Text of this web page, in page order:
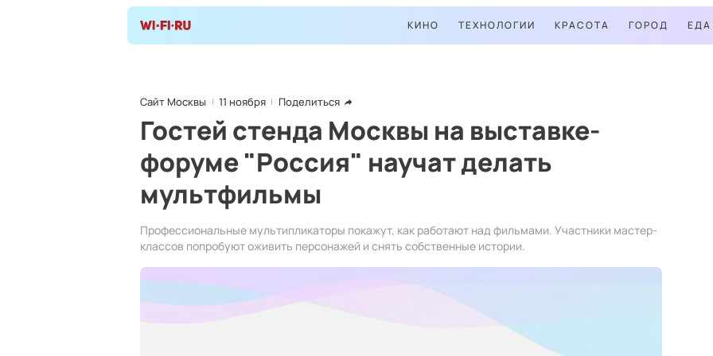
КИНО ТЕХНОЛОГИИ КРАСОТА ГОРОД ЕДА
Сайт Москвы 11 ноября Поделиться
Гостей стенда Москвы на выставке-
форуме "Россия" научат делать
мультфильмы
Профессиональные мультипликаторы покажут, как работают над фильмами. Участники мастер-
классов попробуют оживить персонажей и снять собственные истории.